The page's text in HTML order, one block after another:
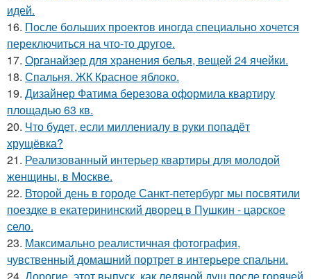
идей.
16. После больших проектов иногда специально хочется
переключиться на что-то другое.
17. Органайзер для хранения белья, вещей 24 ячейки.
18. Спальня. ЖК Красное яблоко.
19. Дизайнер Фатима березова оформила квартиру
площадью 63 кв.
20. Что будет, если миллениалу в руки попадёт
хрущёвка?
21. Реализованный интерьер квартиры для молодой
женщины, в Москве.
22. Второй день в городе Санкт-петербург мы посвятили
поездке в екатерининский дворец в Пушкин - царское
село.
23. Максимально реалистичная фотография,
чувственный домашний портрет в интерьере спальни.